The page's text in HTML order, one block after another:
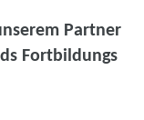
Partner
Fortbildungs